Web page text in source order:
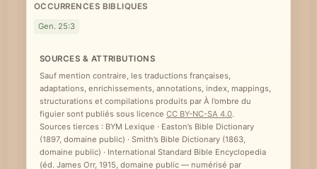
OCCURRENCES BIBLIQUES
Gen. 25:3
SOURCES & ATTRIBUTIONS
Sauf mention contraire, les traductions françaises,
adaptations, enrichissements, annotations, index, mappings,
structurations et compilations produits par À l’ombre du
figuier sont publiés sous licence CC BY-NC-SA 4.0.
Sources tierces : BYM Lexique · Easton’s Bible Dictionary
(1897, domaine public) · Smith’s Bible Dictionary (1863,
domaine public) · International Standard Bible Encyclopedia
(éd. James Orr, 1915, domaine public — numérisé par